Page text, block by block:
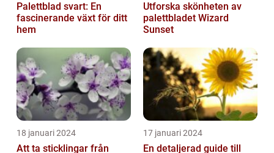
Palettblad svart: En
fascinerande växt för ditt
hem
Utforska skönheten av
palettbladet Wizard
Sunset
18 januari 2024
Att ta sticklingar från
17 januari 2024
En detaljerad guide till